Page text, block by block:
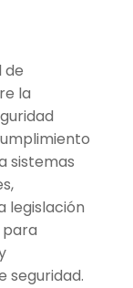
de
la
sistemas
legislación
seguridad.